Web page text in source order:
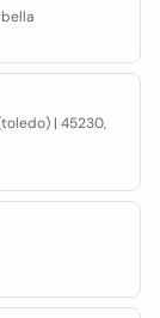
| 45230,